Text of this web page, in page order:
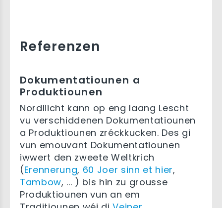
Referenzen
Dokumentatiounen a
Produktiounen
Nordliicht kann op eng laang Lescht
vu verschiddenen Dokumentatiounen
a Produktiounen zréckkucken. Des gi
vun emouvant Dokumentatiounen
iwwert den zweete Weltkrich
(Erennerung, 60 Joer sinn et hier,
Tambow, ... ) bis hin zu grousse
Produktiounen vun an em